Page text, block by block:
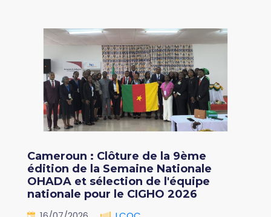
Cameroun : Clôture de la 9ème
édition de la Semaine Nationale
OHADA et sélection de l'équipe
nationale pour le CIGHO 2026